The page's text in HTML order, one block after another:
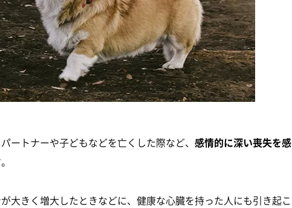
ートナーや子どもなどを亡くした際など、 感情的に深い喪失を感
大きく増大したときなどに、健康な心臓を持った人にも引き起こ